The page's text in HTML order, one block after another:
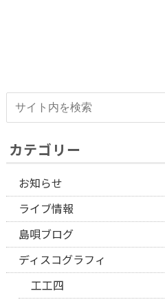
カテゴリー
お知らせ
ライブ情報
島唄ブログ
ディスコグラフィ
工工四